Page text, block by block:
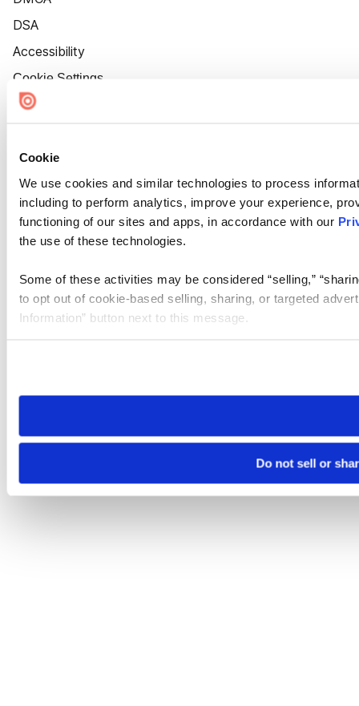
Cookie
We use cookies and similar technologies to process
including to perform analytics, improve your experience,
functioning of our sites and apps, in accordance with our
the use of these technologies.
Some of these activities may be considered “selling,”
to opt out of cookie-based selling, sharing, or targeted
Information” button next to this message.
need to be set again.
Do not sell or
DSA
Accessibility
Cookie Settings